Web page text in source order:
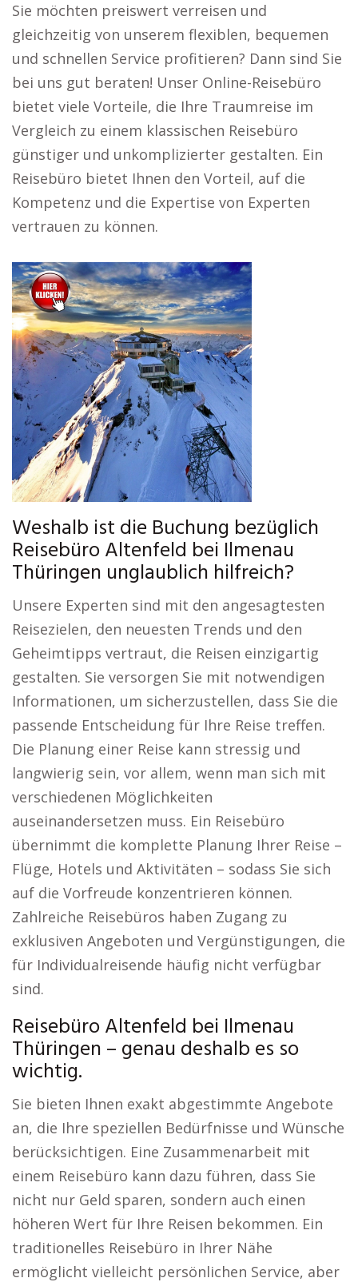
Sie möchten preiswert verreisen und
gleichzeitig von unserem flexiblen, bequemen
und schnellen Service profitieren? Dann sind Sie
bei uns gut beraten! Unser Online-Reisebüro
bietet viele Vorteile, die Ihre Traumreise im
Vergleich zu einem klassischen Reisebüro
günstiger und unkomplizierter gestalten. Ein
Reisebüro bietet Ihnen den Vorteil, auf die
Kompetenz und die Expertise von Experten
vertrauen zu können.
Weshalb ist die Buchung bezüglich
Reisebüro Altenfeld bei Ilmenau
Thüringen unglaublich hilfreich?
Unsere Experten sind mit den angesagtesten
Reisezielen, den neuesten Trends und den
Geheimtipps vertraut, die Reisen einzigartig
gestalten. Sie versorgen Sie mit notwendigen
Informationen, um sicherzustellen, dass Sie die
passende Entscheidung für Ihre Reise treffen.
Die Planung einer Reise kann stressig und
langwierig sein, vor allem, wenn man sich mit
verschiedenen Möglichkeiten
auseinandersetzen muss. Ein Reisebüro
übernimmt die komplette Planung Ihrer Reise –
Flüge, Hotels und Aktivitäten – sodass Sie sich
auf die Vorfreude konzentrieren können.
Zahlreiche Reisebüros haben Zugang zu
exklusiven Angeboten und Vergünstigungen, die
für Individualreisende häufig nicht verfügbar
sind.
Reisebüro Altenfeld bei Ilmenau
Thüringen – genau deshalb es so
wichtig.
Sie bieten Ihnen exakt abgestimmte Angebote
an, die Ihre speziellen Bedürfnisse und Wünsche
berücksichtigen. Eine Zusammenarbeit mit
einem Reisebüro kann dazu führen, dass Sie
nicht nur Geld sparen, sondern auch einen
höheren Wert für Ihre Reisen bekommen. Ein
traditionelles Reisebüro in Ihrer Nähe
ermöglicht vielleicht persönlichen Service, aber